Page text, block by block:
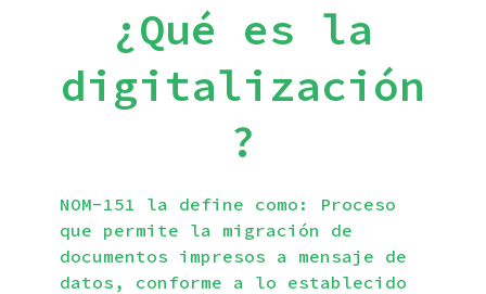
¿Qué es la
digitalización
?
NOM-151 la define como: Proceso
que permite la migración de
documentos impresos a mensaje de
datos, conforme a lo establecido